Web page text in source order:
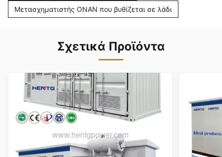
Μετασχηματιστής ONAN που βυθίζεται σε λάδι
Σχετικά Προϊόντα